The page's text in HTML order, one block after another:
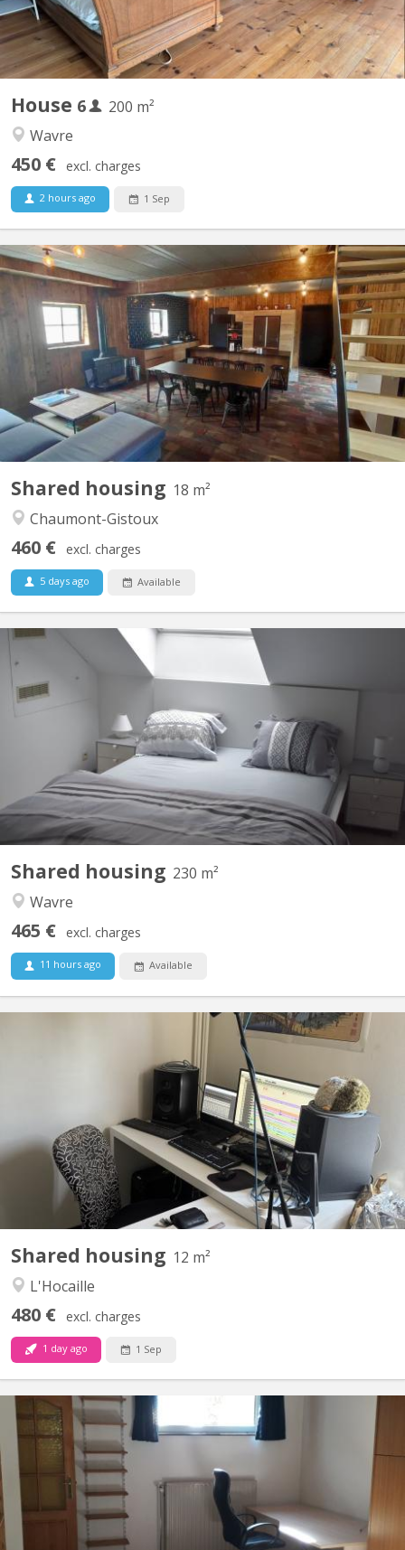
House 6
200 m²
Wavre
450 € excl. charges
2 hours ago 1 Sep
Shared housing 18 m²
Chaumont-Gistoux
460 € excl. charges
5 days ago Available
KV 1961
A 10 minutes de LLN, 5 minutes du Domaine du Blé, 10 minutes
de Wavre : Magnifique maison en colocation comprenant 4
chambres, de grands espaces communs dont un salon de jeux,
une buanderie, une cuisine super équipée, un jardin et une très
grande terrasse dans un environnement verdoyant....
Shared housing 230 m²
Wavre
465 € excl. charges
11 hours ago Available
maison bourgeoise 3 niveaux : au rez le propriétaire colocataire,
au 1er et 2ème colocataires étudiants 230 m2 à disposition!! , 4
ch au 1er, 2 salles de bain , une salle de douche , 2 wc, au 2 ème
, 3 chambres 1 salle de douche wc et lavabo, un Grand, d living 2
grands canapés 2 fauteuils pour...
Shared housing 12 m²
L'Hocaille
480 € excl. charges
1 day ago 1 Sep
KV 1837
✨Superbe maison quartier de l’hocaille Une place se libère dans
une colocation de 4 situé dans le quartier de l’hocaille, à côté de
la piscine de Blocry. ✨12m2 ✨le loyer est de 530€ ( avec charge
et wifi ) ✨Non meublé ✨Terasse ✨Salle de bain avec baignoire
✨Quartier calme ✨disponible début...
KV 1905
Uniquement pour 1 ÉTUDIANT(E) sur Louvain-la-Neuve Beau
studio meublé complètement privatif de 45M2 à louer Parfait
état Loyer mensuel 560 euros, forfait pour les charges 100 euros
par mois = 660 euros TOUT COMPRIS (électricité, chauffage,
eau, internet) Pas de domicile Séjour carrelé, cuisine...